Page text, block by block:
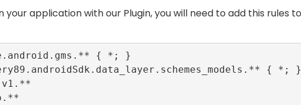
your application with our Plugin, you will need to add this rules
{ *; }
{ *; }